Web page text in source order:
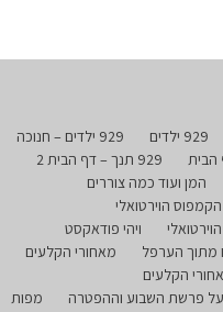
929 ילדים
929 ילדים – חנוכה
929 תנך – דף הבית 2
המן ועוד כמה צוררים
הוירטואלי
ויהי פודאקסט
מתוך הערפל
מאחורי הקלעים
הקלעים
על פרשת השבוע וההפטרה
מפות